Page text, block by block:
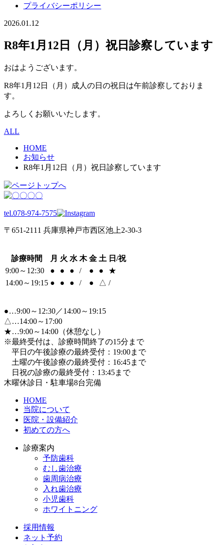
プライバシーポリシー
2026.01.12
R8年1月12日（月）祝日診察しています
おはようございます。
R8年1月12日（月）成人の日の祝日は午前診察しておりま
す。
よろしくお願いいたします。
ALL
HOME
お知らせ
R8年1月12日（月）祝日診察しています
tel.078-974-7575
〒651-2111 兵庫県神戸市西区池上2-30-3
診療時間 月 火 水 木 金 土 日/祝
9:00～12:30
● ● ● / ● ●
★
14:00～19:15 ● ● ● / ● △ /
●…9:00～12:30／14:00～19:15
△…14:00～17:00
★…9:00～14:00（休憩なし）
※最終受付は、診療時間終了の15分まで
平日の午後診療の最終受付：19:00まで
土曜の午後診療の最終受付：16:45まで
日祝の診療の最終受付：13:45まで
木曜休診日・駐車場8台完備
HOME
当院について
医院・設備紹介
初めての方へ
診療案内
予防歯科
むし歯治療
歯周病治療
入れ歯治療
小児歯科
ホワイトニング
採用情報
ネット予約